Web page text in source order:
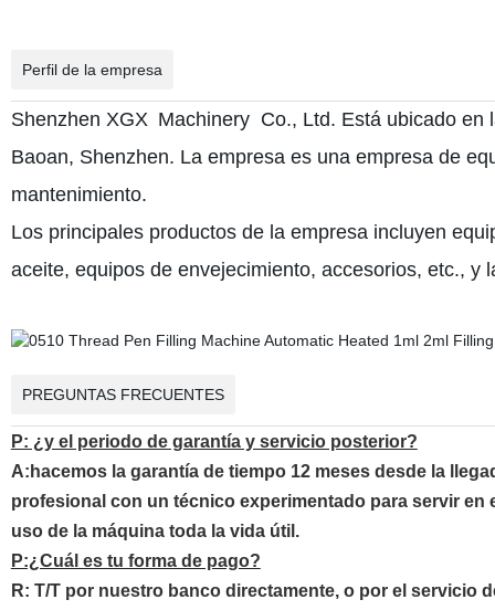
Perfil de la empresa
Shenzhen XGX Machinery Co., Ltd. Está ubicado en
Baoan, Shenzhen. La empresa es una empresa de
mantenimiento.
Los principales productos de la empresa incluyen
aceite, equipos de envejecimiento, accesorios, etc.,
PREGUNTAS FRECUENTES
P: ¿y el periodo de garantía y servicio posterior?
A:hacemos la garantía de tiempo 12 meses desde la
profesional con un técnico experimentado para servir
uso de la máquina toda la vida útil .
P:¿Cuál es tu forma de pago?
R: T/T por nuestro banco directamente, o por el servicio